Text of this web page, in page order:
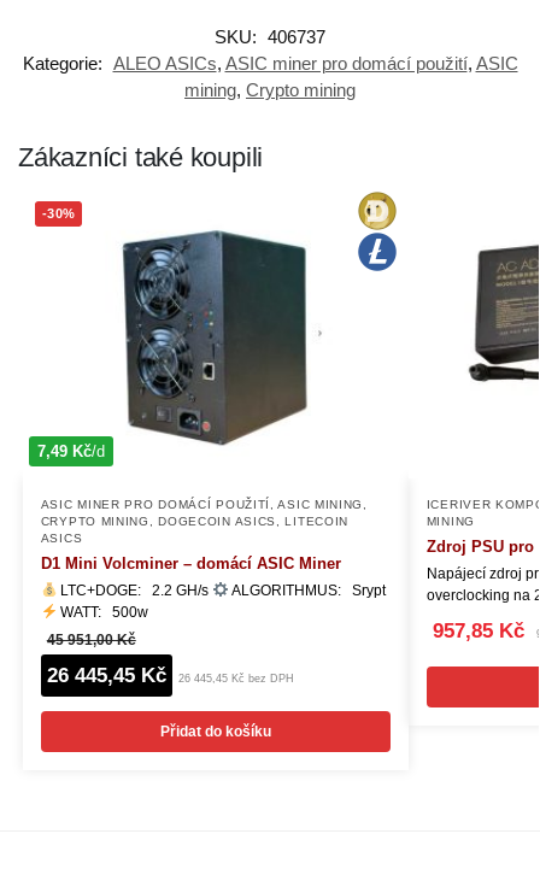
SKU: 406737
Kategorie: ALEO ASICs, ASIC miner pro domácí použití, ASIC
mining, Crypto mining
Zákazníci také koupili
-30%
7,49 Kč/d
ASIC MINER PRO DOMÁCÍ POUŽITÍ ,ASIC MINING
CRYPTO MINING
,DOGECOIN ASICS ,LITECOIN
ASICS
D1 Mini Volcminer – domácí ASIC Miner
LTC+DOGE: 2.2 GH/s
ALGORITHMUS: Srypt
WATT: 500w
45 951,00 Kč
26 445,45 Kč 26 445,45 Kč bez DPH
Přidat do košíku
ICERIVER
MINING
Zdroj PSU pro
Napájecí zdroj
overclocking na
957,85 Kč